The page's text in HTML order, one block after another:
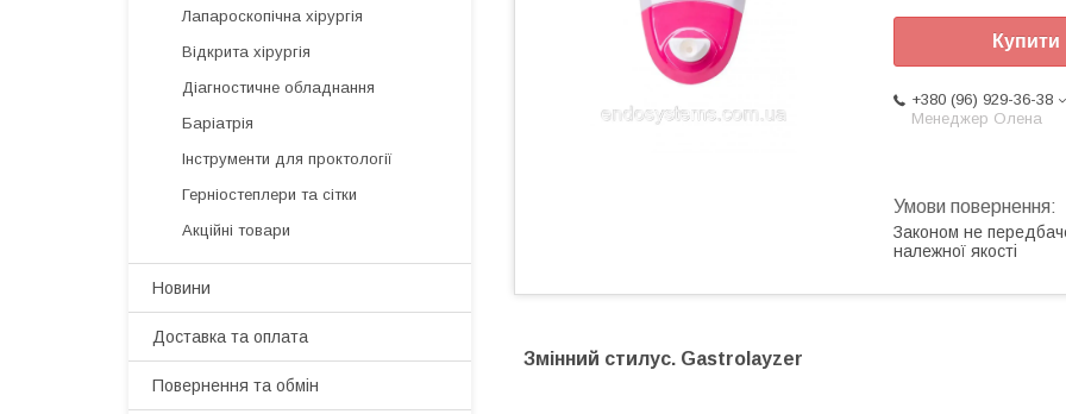
Купити
+380 (96) 929-36-38
Менеджер Олена
Законом не
належної якості
Змінний стилус. Gastrolayzer
Лапароскопічна хірургія
Відкрита хірургія
Діагностичне обладнання
Баріатрія
Інструменти для проктології
Герніостеплери та сітки
Акційні товари
Новини
Доставка та оплата
Повернення та обмін